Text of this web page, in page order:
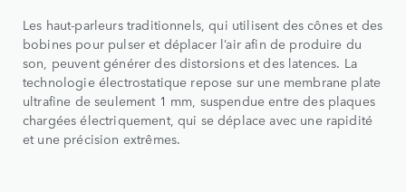
Les haut-parleurs traditionnels, qui utilisent des cônes et des
bobines pour pulser et déplacer l’air afin de produire du
son, peuvent générer des distorsions et des latences. La
technologie électrostatique repose sur une membrane plate
ultrafine de seulement 1 mm, suspendue entre des plaques
chargées électriquement, qui se déplace avec une rapidité
et une précision extrêmes.